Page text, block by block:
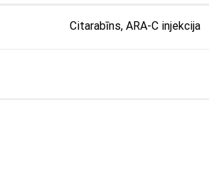
Citarabīns, ARA-C injekcija